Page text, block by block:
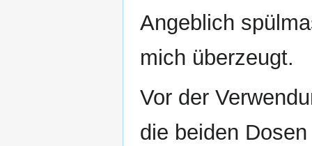
Angeblich
mich überzeugt.
Vor der
die beiden